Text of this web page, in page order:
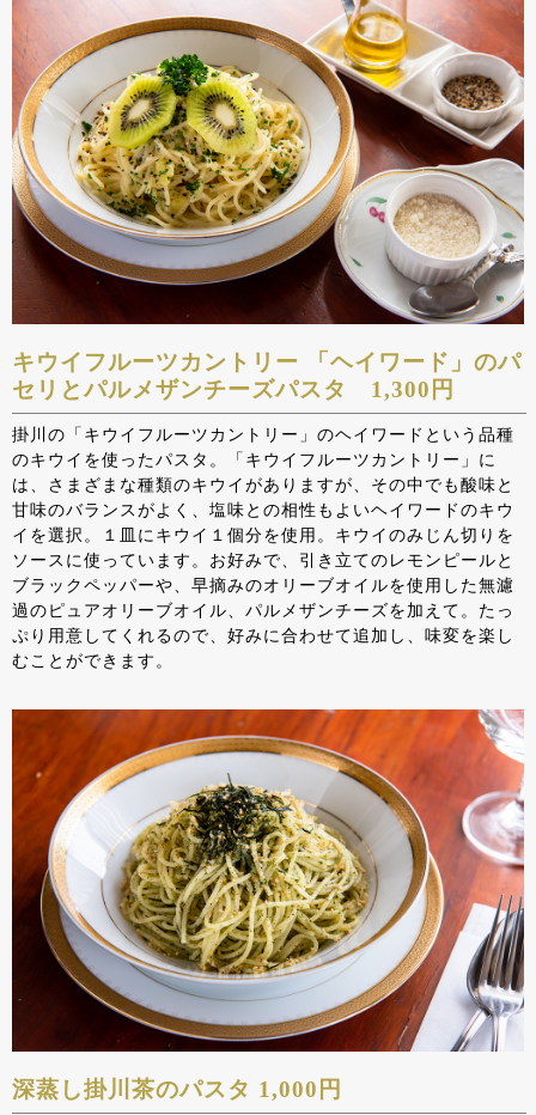
キウイフルーツカントリー 「ヘイワード」のパ
セリとパルメザンチーズパスタ 1,300円
掛川の「キウイフルーツカントリー」のヘイワードという品種
のキウイを使ったパスタ。「キウイフルーツカントリー」に
は、さまざまな種類のキウイがありますが、その中でも酸味と
甘味のバランスがよく、塩味との相性もよいヘイワードのキウ
イを選択。１皿にキウイ１個分を使用。キウイのみじん切りを
ソースに使っています。お好みで、引き立てのレモンピールと
ブラックペッパーや、早摘みのオリーブオイルを使用した無濾
過のピュアオリーブオイル、パルメザンチーズを加えて。たっ
ぷり用意してくれるので、好みに合わせて追加し、味変を楽し
むことができます。
深蒸し掛川茶のパスタ 1,000円